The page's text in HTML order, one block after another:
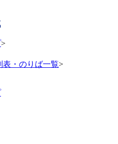
>
表・のりば一覧>